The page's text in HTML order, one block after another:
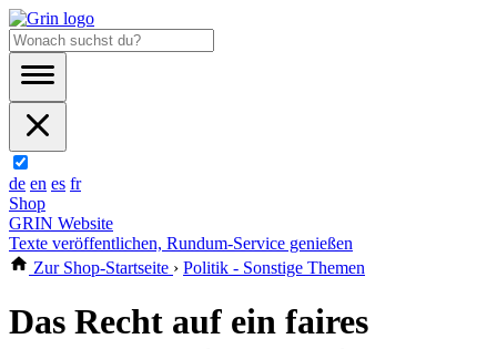
de en es fr
Shop
GRIN Website
Texte veröffentlichen, Rundum-Service genießen
Zur Shop-Startseite › Politik - Sonstige Themen
Das Recht auf ein faires